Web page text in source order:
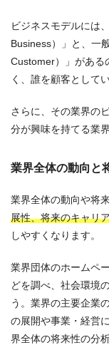
ビジネスモデルには
Business）」と、一
Customer）」がある
く、誰を顧客として
さらに、その業界の
分が興味を持てる業
業界全体の動向と
業界全体の動向や将
展性、将来のキャリ
しやすくなります。
業界団体のホームペ
どを調べ、社会環境
う。業界の主要企業
の展開や事業・経営
界全体の将来性の分